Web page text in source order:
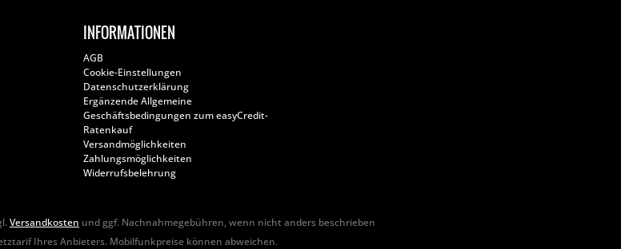
INFORMATIONEN
AGB
Cookie-Einstellungen
Datenschutzerklärung
Ergänzende Allgemeine
Geschäftsbedingungen zum easyCredit-
Ratenkauf
Versandmöglichkeiten
Zahlungsmöglichkeiten
Widerrufsbelehrung
Versandkosten und ggf. Nachnahmegebühren, wenn nicht anders beschrieben
Ihres Anbieters. Mobilfunkpreise können abweichen.